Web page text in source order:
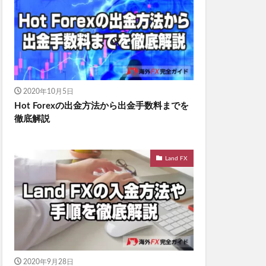
2020年10月5日
Hot Forexの出金方法から出金手数料までを
徹底解説
Land FX
2020年9月28日